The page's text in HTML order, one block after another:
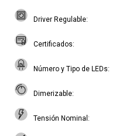
Driver Regulable
Certificados
Número y Tipo de LEDs
Dimerizable
Tensión Nominal